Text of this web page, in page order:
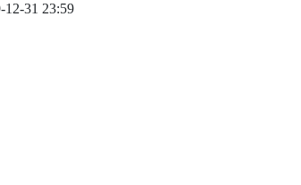
31 23:59